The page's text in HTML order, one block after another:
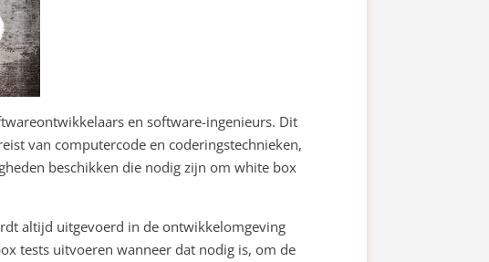
en software-ingenieurs. Dit
van computercode en coderingstechnieken,
beschikken die nodig zijn om white box
altijd uitgevoerd in de ontwikkelomgeving
tests uitvoeren wanneer dat nodig is, om de